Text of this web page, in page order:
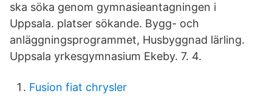
ska söka genom gymnasieantagningen i
Uppsala. platser sökande. Bygg- och
anläggningsprogrammet, Husbyggnad lärling.
Uppsala yrkesgymnasium Ekeby. 7. 4.
Fusion fiat chrysler